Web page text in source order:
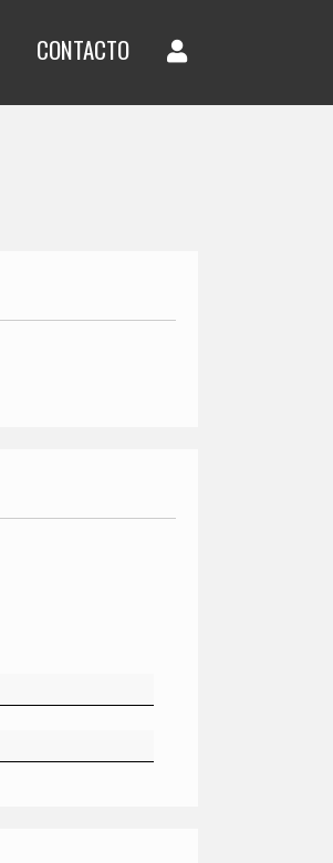
CONTACTO